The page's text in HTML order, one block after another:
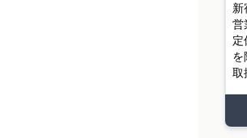
新
営
定
を
取